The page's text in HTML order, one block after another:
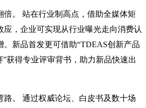
倍。 站在行业制高点，借助全媒体矩
应，企业可实现从行业曝光走向消费认
。新品首发更可借助“TDEAS创新产品
”获得专业评审背书，助力新品快速出
路。 通过权威论坛、白皮书及数十场